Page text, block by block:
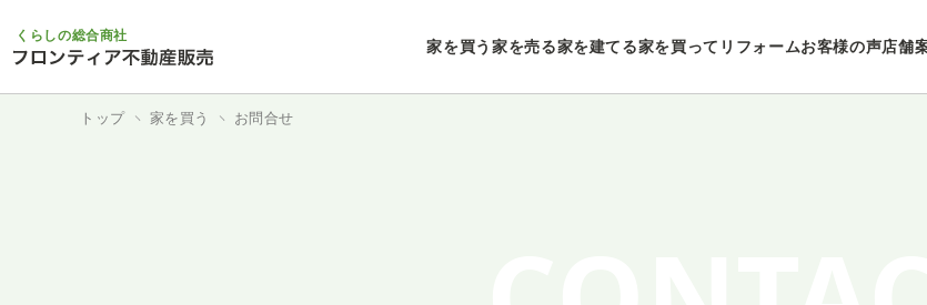
くらしの総合商社
家を買う 家を売る家を建てる家を買ってリフォームお客様の声店舗
トップ 家を買う お問合せ